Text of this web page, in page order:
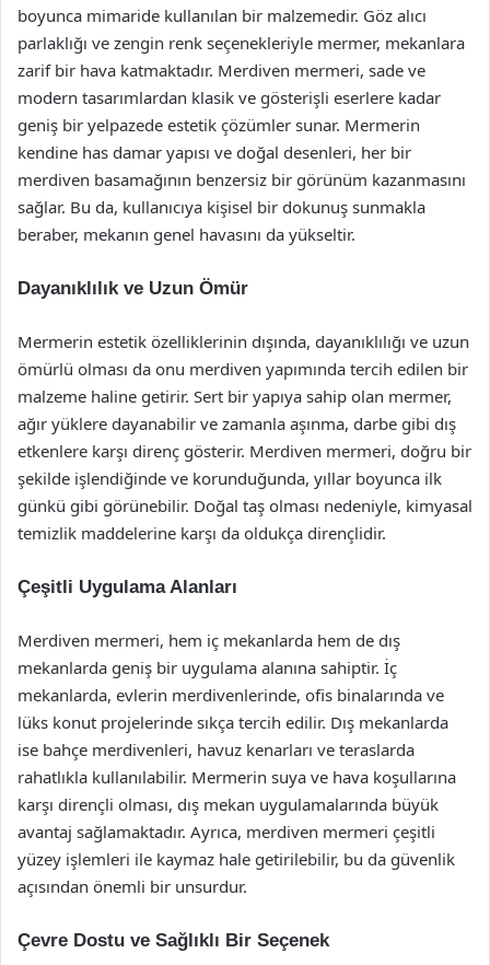
boyunca mimaride kullanılan bir malzemedir. Göz alıcı
parlaklığı ve zengin renk seçenekleriyle mermer, mekanlara
zarif bir hava katmaktadır. Merdiven mermeri, sade ve
modern tasarımlardan klasik ve gösterişli eserlere kadar
geniş bir yelpazede estetik çözümler sunar. Mermerin
kendine has damar yapısı ve doğal desenleri, her bir
merdiven basamağının benzersiz bir görünüm kazanmasını
sağlar. Bu da, kullanıcıya kişisel bir dokunuş sunmakla
beraber, mekanın genel havasını da yükseltir.
Dayanıklılık ve Uzun Ömür
Mermerin estetik özelliklerinin dışında, dayanıklılığı ve uzun
ömürlü olması da onu merdiven yapımında tercih edilen bir
malzeme haline getirir. Sert bir yapıya sahip olan mermer,
ağır yüklere dayanabilir ve zamanla aşınma, darbe gibi dış
etkenlere karşı direnç gösterir. Merdiven mermeri, doğru bir
şekilde işlendiğinde ve korunduğunda, yıllar boyunca ilk
günkü gibi görünebilir. Doğal taş olması nedeniyle, kimyasal
temizlik maddelerine karşı da oldukça dirençlidir.
Çeşitli Uygulama Alanları
Merdiven mermeri, hem iç mekanlarda hem de dış
mekanlarda geniş bir uygulama alanına sahiptir. İç
mekanlarda, evlerin merdivenlerinde, ofis binalarında ve
lüks konut projelerinde sıkça tercih edilir. Dış mekanlarda
ise bahçe merdivenleri, havuz kenarları ve teraslarda
rahatlıkla kullanılabilir. Mermerin suya ve hava koşullarına
karşı dirençli olması, dış mekan uygulamalarında büyük
avantaj sağlamaktadır. Ayrıca, merdiven mermeri çeşitli
yüzey işlemleri ile kaymaz hale getirilebilir, bu da güvenlik
açısından önemli bir unsurdur.
Çevre Dostu ve Sağlıklı Bir Seçenek